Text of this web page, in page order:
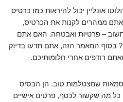
אונליין יכול להיראות כמו כרטיס
ממהרים לקנות את הכרטיס,
– פרטיות ואבטחה. האם אתם
בסוף המאמר הזה, אתם תדעו בדיוק
רודפים אחרי חלומותיכם.
שמצטלמות טוב. הן הבסיס
כל מה שקשור לכסף, פרטים אישיים